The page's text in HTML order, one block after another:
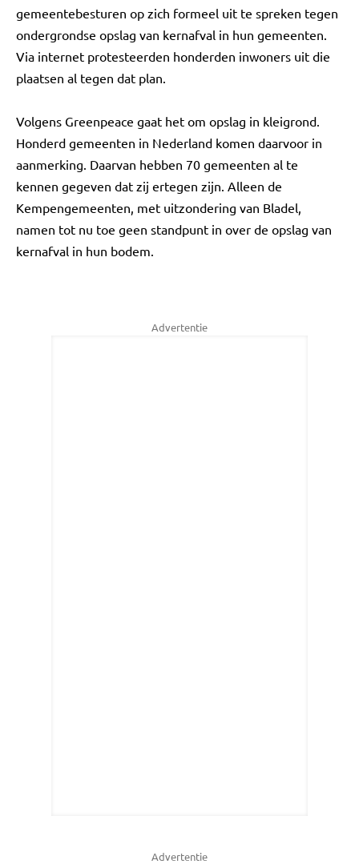
gemeentebesturen op zich formeel uit te spreken tegen
ondergrondse opslag van kernafval in hun gemeenten.
Via internet protesteerden honderden inwoners uit die
plaatsen al tegen dat plan.
Volgens Greenpeace gaat het om opslag in kleigrond.
Honderd gemeenten in Nederland komen daarvoor in
aanmerking. Daarvan hebben 70 gemeenten al te
kennen gegeven dat zij ertegen zijn. Alleen de
Kempengemeenten, met uitzondering van Bladel,
namen tot nu toe geen standpunt in over de opslag van
kernafval in hun bodem.
Advertentie
Advertentie